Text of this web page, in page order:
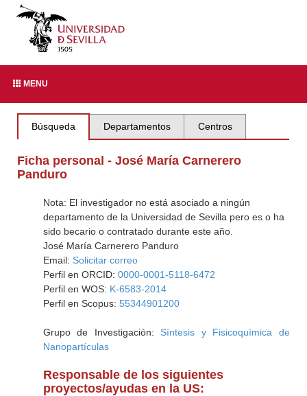
MENU
Búsqueda Departamentos Centros
Ficha personal - José María Carnerero
Panduro
Nota: El investigador no está asociado a ningún
departamento de la Universidad de Sevilla pero es o ha
sido becario o contratado durante este año.
José María Carnerero Panduro
Email: Solicitar correo
Perfil en ORCID: 0000-0001-5118-6472
Perfil en WOS: K-6583-2014
Perfil en Scopus: 55344901200
Grupo de Investigación: Síntesis y Fisicoquímica de
Nanopartículas
Responsable de los siguientes
proyectos/ayudas en la US: